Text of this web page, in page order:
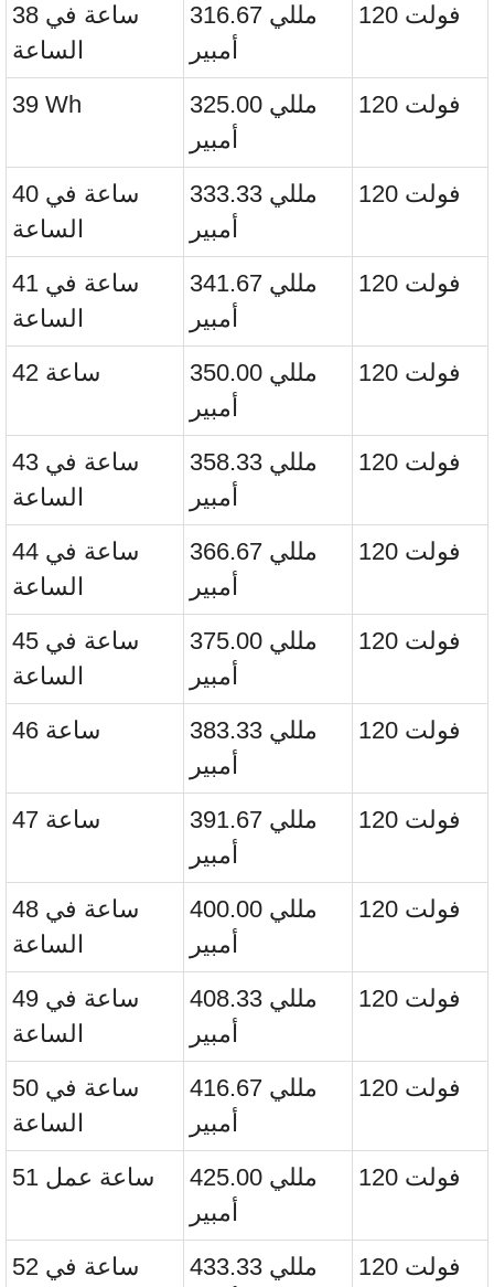
38 ساعة في
الساعة
316.67 مللي
أمبير
120 فولت
39 Wh
325.00 مللي
أمبير
120 فولت
40 ساعة في
الساعة
333.33 مللي
أمبير
120 فولت
41 ساعة في
الساعة
341.67 مللي
أمبير
120 فولت
42 ساعة
350.00 مللي
أمبير
120 فولت
43 ساعة في
الساعة
358.33 مللي
أمبير
120 فولت
44 ساعة في
الساعة
366.67 مللي
أمبير
120 فولت
45 ساعة في
الساعة
375.00 مللي
أمبير
120 فولت
46 ساعة
383.33 مللي
أمبير
120 فولت
47 ساعة
391.67 مللي
أمبير
120 فولت
48 ساعة في
الساعة
400.00 مللي
أمبير
120 فولت
49 ساعة في
الساعة
408.33 مللي
أمبير
120 فولت
50 ساعة في
الساعة
416.67 مللي
أمبير
120 فولت
51 ساعة عمل
425.00 مللي
أمبير
120 فولت
52 ساعة في
433.33 مللي
120 فولت